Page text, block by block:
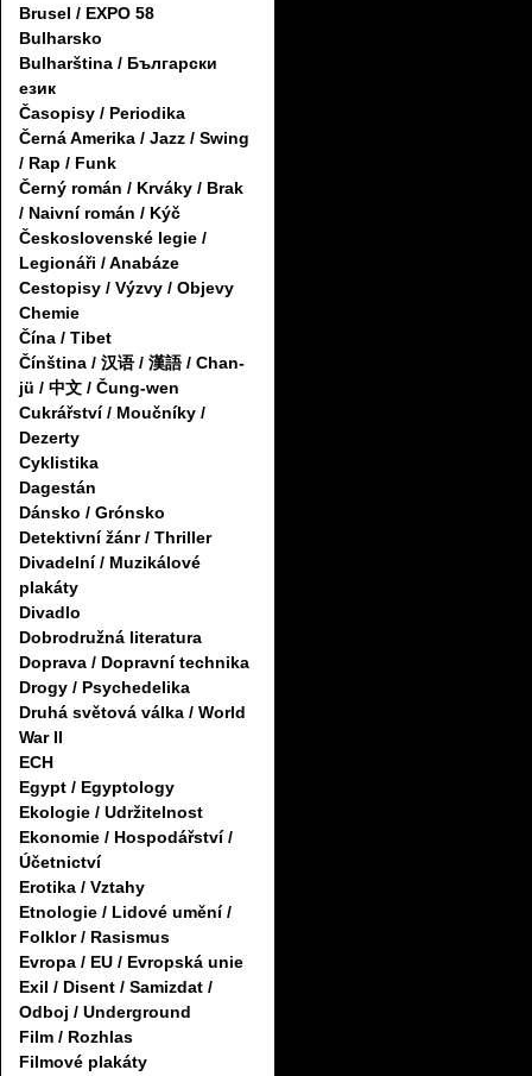
Brusel / EXPO 58
Bulharsko
Bulharština / Български
език
Časopisy / Periodika
Černá Amerika / Jazz / Swing
/ Rap / Funk
Černý román / Krváky / Brak
/ Naivní román / Kýč
Československé legie /
Legionáři / Anabáze
Cestopisy / Výzvy / Objevy
Chemie
Čína / Tibet
Čínština / 汉语 / 漢語 / Chan-
jü / 中文 / Čung-wen
Cukrářství / Moučníky /
Dezerty
Cyklistika
Dagestán
Dánsko / Grónsko
Detektivní žánr / Thriller
Divadelní / Muzikálové
plakáty
Divadlo
Dobrodružná literatura
Doprava / Dopravní technika
Drogy / Psychedelika
Druhá světová válka / World
War II
ECH
Egypt / Egyptology
Ekologie / Udržitelnost
Ekonomie / Hospodářství /
Účetnictví
Erotika / Vztahy
Etnologie / Lidové umění /
Folklor / Rasismus
Evropa / EU / Evropská unie
Exil / Disent / Samizdat /
Odboj / Underground
Film / Rozhlas
Filmové plakáty